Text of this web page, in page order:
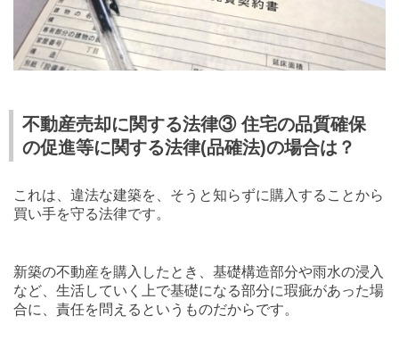
不動産売却に関する法律③ 住宅の品質確保
の促進等に関する法律(品確法)の場合は？
これは、違法な建築を、そうと知らずに購入することから
買い手を守る法律です。
新築の不動産を購入したとき、基礎構造部分や雨水の浸入
など、生活していく上で基礎になる部分に瑕疵があった場
合に、責任を問えるというものだからです。